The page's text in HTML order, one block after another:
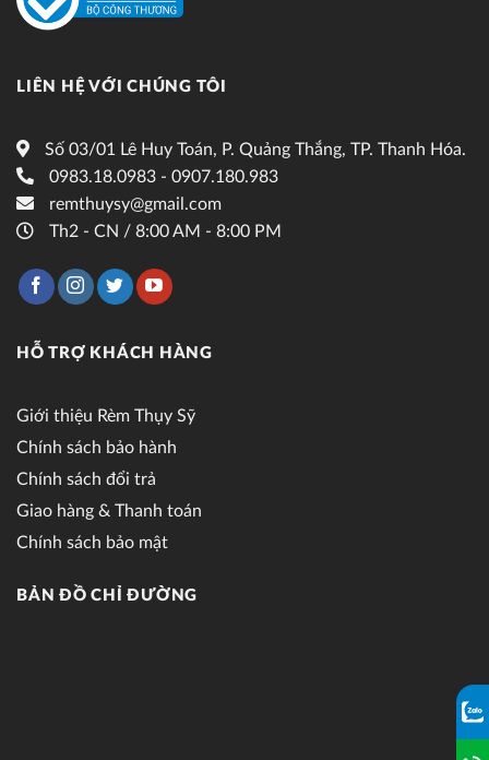
LIÊN HỆ VỚI CHÚNG TÔI
Số 03/01 Lê Huy Toán, P. Quảng Thắng, TP. Thanh Hóa.
0983.18.0983 - 0907.180.983
remthuysy@gmail.com
Th2 - CN / 8:00 AM - 8:00 PM
HỖ TRỢ KHÁCH HÀNG
Giới thiệu Rèm Thụy Sỹ
Chính sách bảo hành
Chính sách đổi trả
Giao hàng & Thanh toán
Chính sách bảo mật
BẢN ĐỒ CHỈ ĐƯỜNG